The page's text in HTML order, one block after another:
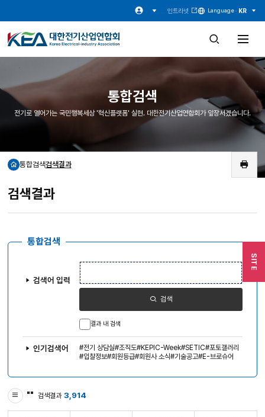
SITE
인트라넷 Language · KR
검
열
전
메
뉴
열
기
통합검색
전기로 열어가는 국민행복세상 '혁신플랫폼' 실현. 대한전기산업연합회가 앞장서겠습니다.
홈통합검색검색결과
인
쇄
검색결과
통합검색
검색어 입력
검
색
어
입
검색
결과 내 검색
인기검색어 전기 상담실 조직도 KEPIC-Week SETIC 포토갤러리
입찰정보 회원등급 회원사 소식 기술공고 E-브로슈어
"" 검색결과 3,914